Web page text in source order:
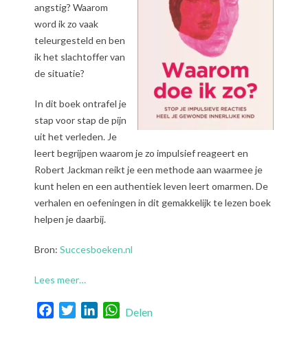
angstig? Waarom
word ik zo vaak
teleurgesteld en ben
ik het slachtoffer van
de situatie?
In dit boek ontrafel je
stap voor stap de pijn
uit het verleden. Je
leert begrijpen waarom je zo impulsief reageert en
Robert Jackman reikt je een methode aan waarmee je
kunt helen en een authentiek leven leert omarmen. De
verhalen en oefeningen in dit gemakkelijk te lezen boek
helpen je daarbij.
Bron: Succesboeken.nl
Lees meer…
FacebookTwitterLinkedInWhatsApp
Delen